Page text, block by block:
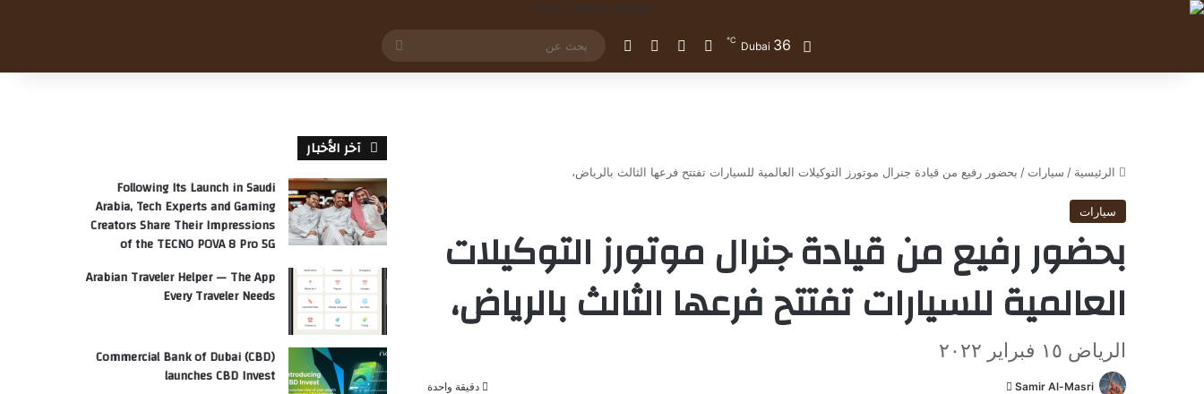
Dubai 36
℃ تسجيل الدخول
مقال عشوائي
إضافة عمود جانبي
الوضع المظلم
عن
الرئيسية / سيارات / بحضور رفيع من قيادة جنرال موتورز التوكيلات العالمية للسيارات تفتتح فرعها الثالث بالرياض،
سيارات
بحضور رفيع من قيادة جنرال موتورز التوكيلات
العالمية للسيارات تفتتح فرعها الثالث بالرياض،
الرياض ١٥ فبراير ٢٠٢٢
Samir Al-Masri دقيقة واحدة
آخر الأخبار
Following Its Launch in Saudi
Arabia, Tech Experts and Gaming
Creators Share Their Impressions
of the TECNO POVA 8 Pro 5G
Arabian Traveler Helper — The App
Every Traveler Needs
Commercial Bank of Dubai (CBD)
launches CBD Invest